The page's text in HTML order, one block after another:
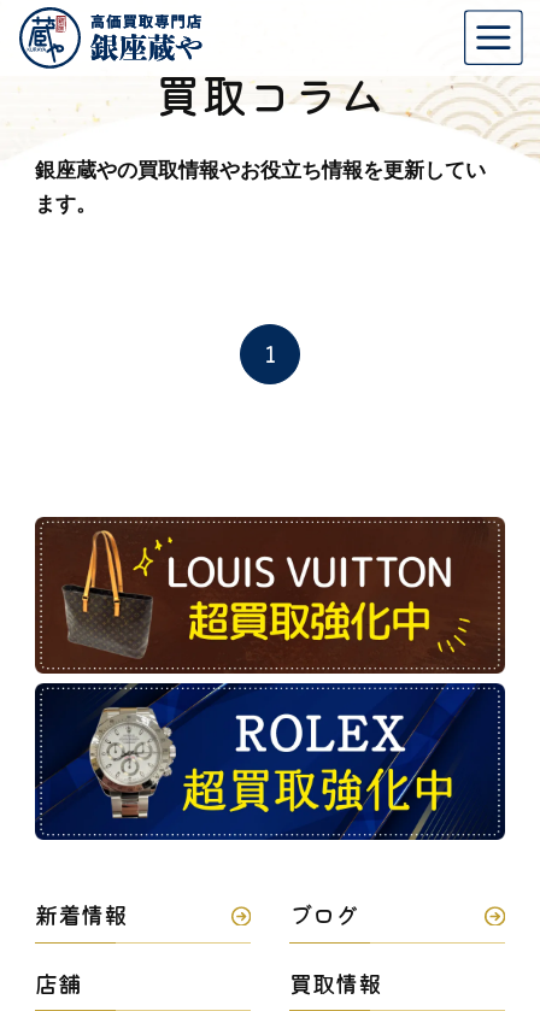
買取コラム
銀座蔵やの買取情報やお役立ち情報を更新してい
ます。
1
新着情報 ブログ
店舗 買取情報